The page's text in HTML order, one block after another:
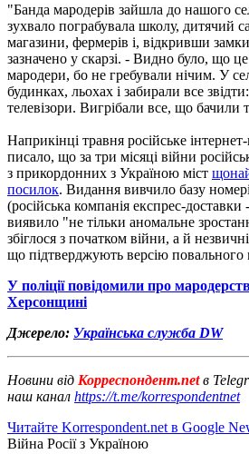
"Банда мародерів зайшла до нашого
зухвало пограбувала школу, дитячий
магазини, фермерів і, відкривши
зазначено у скарзі. - Видно було, що
мародери, бо не гребували нічим. У
будинках, льохах і забирали все
телевізори. Вигрібали все, що бачили
Наприкінці травня російське
писало, що за три місяці війни
з прикордонних з Україною міст
посилок. Видання вивчило базу
(російська компанія експрес-доставки
виявило "не тільки аномальне
збіглося з початком війни, а й
що підтверджують версію повального
У поліції повідомили про
Херсонщині
Джерело: Українська служба DW
Новини від Корреспондент.netв
наш канал https://t.me/korrespondentnet
Читайте Korrespondent.net в Google
Війна Росії з Україною